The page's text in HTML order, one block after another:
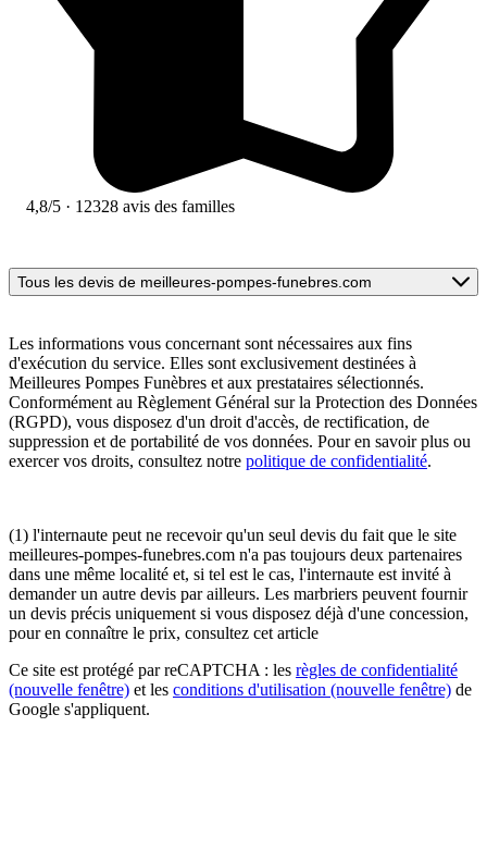
4,8/5 · 12328 avis des familles
Tous les devis de meilleures-pompes-funebres.com
Les informations vous concernant sont nécessaires aux fins
d'exécution du service. Elles sont exclusivement destinées à
Meilleures Pompes Funèbres et aux prestataires sélectionnés.
Conformément au Règlement Général sur la Protection des Données
(RGPD), vous disposez d'un droit d'accès, de rectification, de
suppression et de portabilité de vos données. Pour en savoir plus ou
exercer vos droits, consultez notre politique de confidentialité.
(1) l'internaute peut ne recevoir qu'un seul devis du fait que le site
meilleures-pompes-funebres.com n'a pas toujours deux partenaires
dans une même localité et, si tel est le cas, l'internaute est invité à
demander un autre devis par ailleurs. Les marbriers peuvent fournir
un devis précis uniquement si vous disposez déjà d'une concession,
pour en connaître le prix, consultez cet article
Ce site est protégé par reCAPTCHA : les règles de confidentialité
(nouvelle fenêtre) et les conditions d'utilisation (nouvelle fenêtre) de
Google s'appliquent.